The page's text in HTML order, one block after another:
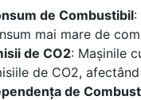
de Combustibil:
mai mare de
de CO2: Mașinile
de CO2,
de